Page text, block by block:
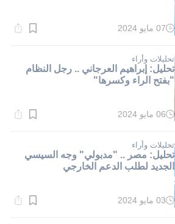
وقت
دقيقة.
07 مايو 2024
تحليلات وأراء
تحليل: إبراهيم العرجاني .. رجل النظام
"بفتح الراء وكسرها"
وقت
دقيقة.
06 مايو 2024
تحليلات وأراء
تحليل: مصر .. "مدبولي" وجه السيسي
الجديد لطلب الدعم الخارجي
وقت
03 مايو 2024